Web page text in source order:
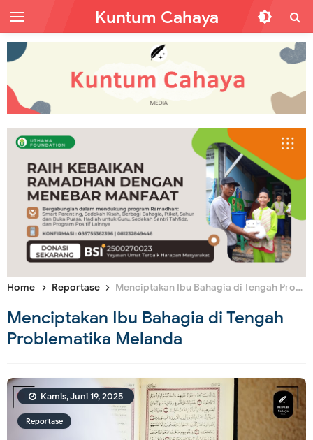
Kuntum Cahaya
Home Reportase Menciptakan Ibu Bahagia di Tengah Problematika Melanda
Menciptakan Ibu Bahagia di Tengah
Problematika Melanda
Reportase
Kamis, Juni 19, 2025